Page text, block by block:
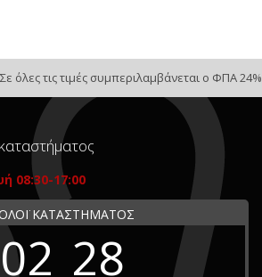
Σε όλες τις τιμές συμπεριλαμβάνεται ο ΦΠΑ 24%
08:30-17:00
ΚΑΤΑΣΤΗΜΑΤΟΣ
02 28